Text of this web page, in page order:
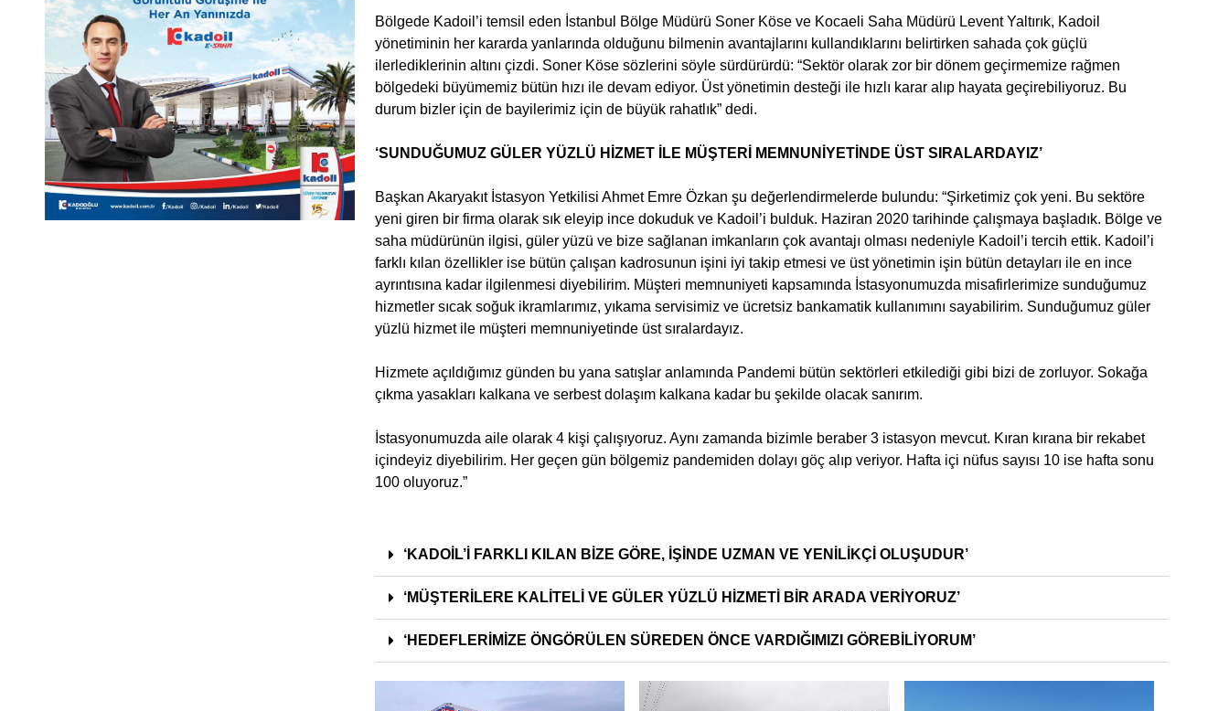
Bölgede Kadoil’i temsil eden İstanbul Bölge Müdürü Soner Köse ve Kocaeli Saha Müdürü Levent Yaltırık, Kadoil
yönetiminin her kararda yanlarında olduğunu bilmenin avantajlarını kullandıklarını belirtirken sahada çok güçlü
ilerlediklerinin altını çizdi. Soner Köse sözlerini söyle sürdürürdü: “Sektör olarak zor bir dönem geçirmemize rağmen
bölgedeki büyümemiz bütün hızı ile devam ediyor. Üst yönetimin desteği ile hızlı karar alıp hayata geçirebiliyoruz. Bu
durum bizler için de bayilerimiz için de büyük rahatlık” dedi.
‘SUNDUĞUMUZ GÜLER YÜZLÜ HİZMET İLE MÜŞTERİ MEMNUNİYETİNDE ÜST SIRALARDAYIZ’
Başkan Akaryakıt İstasyon Yetkilisi Ahmet Emre Özkan şu değerlendirmelerde bulundu: “Şirketimiz çok yeni. Bu sektöre
yeni giren bir firma olarak sık eleyip ince dokuduk ve Kadoil’i bulduk. Haziran 2020 tarihinde çalışmaya başladık. Bölge ve
saha müdürünün ilgisi, güler yüzü ve bize sağlanan imkanların çok avantajı olması nedeniyle Kadoil’i tercih ettik. Kadoil’i
farklı kılan özellikler ise bütün çalışan kadrosunun işini iyi takip etmesi ve üst yönetimin işin bütün detayları ile en ince
ayrıntısına kadar ilgilenmesi diyebilirim. Müşteri memnuniyeti kapsamında İstasyonumuzda misafirlerimize sunduğumuz
hizmetler sıcak soğuk ikramlarımız, yıkama servisimiz ve ücretsiz bankamatik kullanımını sayabilirim. Sunduğumuz güler
yüzlü hizmet ile müşteri memnuniyetinde üst sıralardayız.
Hizmete açıldığımız günden bu yana satışlar anlamında Pandemi bütün sektörleri etkilediği gibi bizi de zorluyor. Sokağa
çıkma yasakları kalkana ve serbest dolaşım kalkana kadar bu şekilde olacak sanırım.
İstasyonumuzda aile olarak 4 kişi çalışıyoruz. Aynı zamanda bizimle beraber 3 istasyon mevcut. Kıran kırana bir rekabet
içindeyiz diyebilirim. Her geçen gün bölgemiz pandemiden dolayı göç alıp veriyor. Hafta içi nüfus sayısı 10 ise hafta sonu
100 oluyoruz.”
‘KADOİL’İ FARKLI KILAN BİZE GÖRE, İŞİNDE UZMAN VE YENİLİKÇİ OLUŞUDUR’
‘MÜŞTERİLERE KALİTELİ VE GÜLER YÜZLÜ HİZMETİ BİR ARADA VERİYORUZ’
‘HEDEFLERİMİZE ÖNGÖRÜLEN SÜREDEN ÖNCE VARDIĞIMIZI GÖREBİLİYORUM’